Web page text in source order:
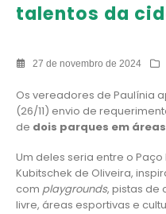
talentos da
27 de novembro de 2024
Os vereadores de Paulínia
(26/11) envio de
de dois parques em
Um deles seria entre o
Kubitschek de Oliveira,
com playgrounds, pistas de
livre, áreas esportivas e